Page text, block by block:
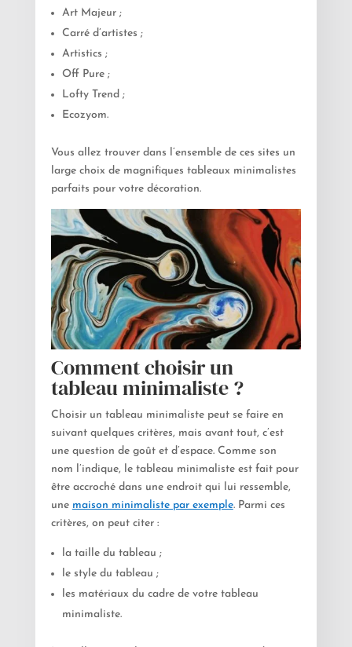
Art Majeur ;
Carré d’artistes ;
Artistics ;
Off Pure ;
Lofty Trend ;
Ecozyom.
Vous allez trouver dans l’ensemble de ces sites un
large choix de magnifiques tableaux minimalistes
parfaits pour votre décoration.
Comment choisir un
tableau minimaliste ?
Choisir un tableau minimaliste peut se faire en
suivant quelques critères, mais avant tout, c’est
une question de goût et d’espace. Comme son
nom l’indique, le tableau minimaliste est fait pour
être accroché dans une endroit qui lui ressemble,
une maison minimaliste par exemple. Parmi ces
critères, on peut citer :
la taille du tableau ;
le style du tableau ;
les matériaux du cadre de votre tableau
minimaliste.